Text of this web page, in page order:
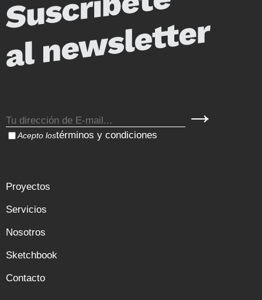
Acepto lostérminos y condiciones
Proyectos
Servicios
Nosotros
Sketchbook
Contacto